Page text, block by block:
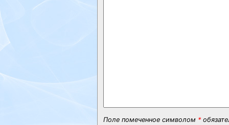
Поле помеченное символом *